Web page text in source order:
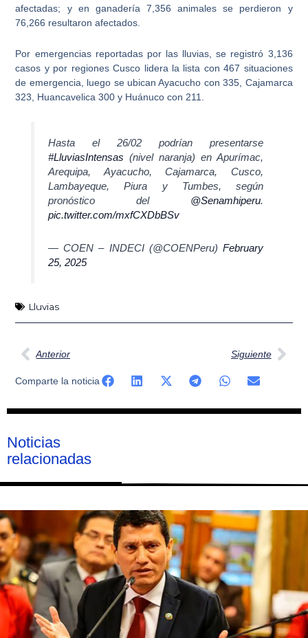
afectadas; y en ganadería 7,356 animales se perdieron y
76,266 resultaron afectados.
Por emergencias reportadas por las lluvias, se registró 3,136
casos y por regiones Cusco lidera la lista con 467 situaciones
de emergencia, luego se ubican Ayacucho con 335, Cajamarca
323, Huancavelica 300 y Huánuco con 211.
Hasta el 26/02 podrían presentarse
#LluviasIntensas (nivel naranja) en Apurímac,
Arequipa, Ayacucho, Cajamarca, Cusco,
Lambayeque, Piura y Tumbes, según
pronóstico del @Senamhiperu.
pic.twitter.com/mxfCXDbBSv
— COEN – INDECI (@COENPeru) February
25, 2025
Lluvias
Ant
Anterior Siguiente
Comparte la noticia
Noticias
relacionadas
Página
Página
Página
Página
Página